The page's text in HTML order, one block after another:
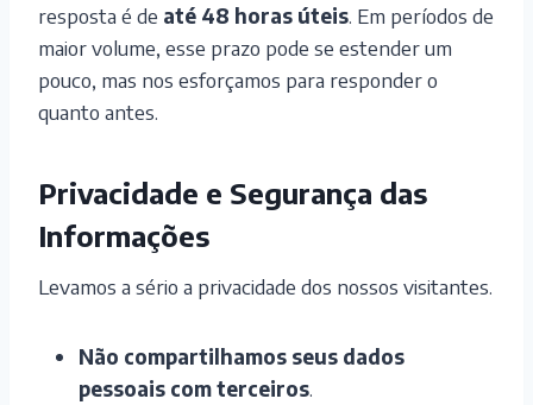
:
resposta é de até 48 horas úteis. Em períodos de
maior volume, esse prazo pode se estender um
pouco, mas nos esforçamos para responder o
quanto antes.
Privacidade e Segurança das
Informações
Levamos a sério a privacidade dos nossos visitantes.
Não compartilhamos seus dados
pessoais com terceiros.